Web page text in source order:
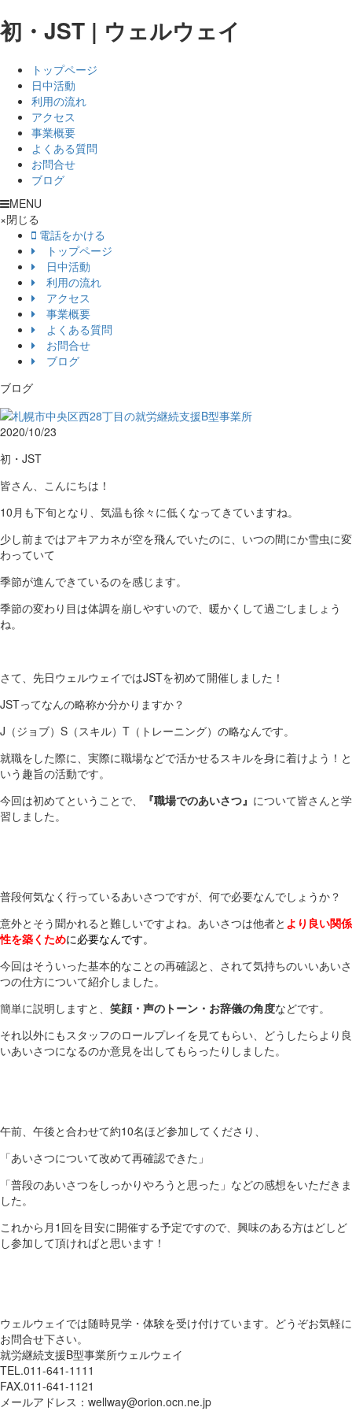
初・JST | ウェルウェイ
トップページ
日中活動
利用の流れ
アクセス
事業概要
よくある質問
お問合せ
ブログ
MENU
×閉じる
電話をかける
トップページ
日中活動
利用の流れ
アクセス
事業概要
よくある質問
お問合せ
ブログ
ブログ
2020/10/23
初・JST
皆さん、こんにちは！
10月も下旬となり、気温も徐々に低くなってきていますね。
少し前まではアキアカネが空を飛んでいたのに、いつの間にか雪虫に変
わっていて
季節が進んできているのを感じます。
季節の変わり目は体調を崩しやすいので、暖かくして過ごしましょう
ね。
さて、先日ウェルウェイではJSTを初めて開催しました！
JSTってなんの略称か分かりますか？
J（ジョブ）S（スキル）T（トレーニング）の略なんです。
就職をした際に、実際に職場などで活かせるスキルを身に着けよう！と
いう趣旨の活動です。
今回は初めてということで、
『職場でのあいさつ』 について皆さんと学
習しました。
普段何気なく行っているあいさつですが、何で必要なんでしょうか？
意外とそう聞かれると難しいですよね。あいさつは他者と より良い関係
性を築くために必要なんです。
今回はそういった基本的なことの再確認と、されて気持ちのいいあいさ
つの仕方について紹介しました。
簡単に説明しますと、 笑顔・声のトーン・お辞儀の角度などです。
それ以外にもスタッフのロールプレイを見てもらい、どうしたらより良
いあいさつになるのか意見を出してもらったりしました。
午前、午後と合わせて約10名ほど参加してくださり、
「あいさつについて改めて再確認できた」
「普段のあいさつをしっかりやろうと思った」などの感想をいただきま
した。
これから月1回を目安に開催する予定ですので、興味のある方はどしど
し参加して頂ければと思います！
ウェルウェイでは随時見学・体験を受け付けています。どうぞお気軽に
お問合せ下さい。
就労継続支援B型事業所ウェルウェイ
TEL.011-641-1111
FAX.011-641-1121
メールアドレス：wellway@orion.ocn.ne.jp